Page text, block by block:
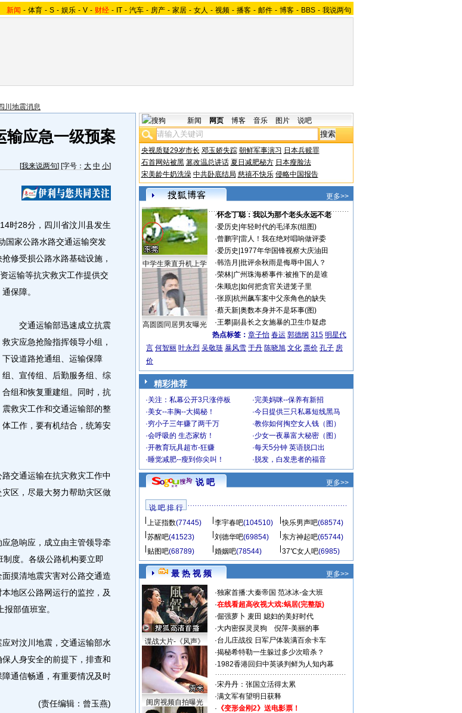
新闻 - 体育 - S - 娱乐 - V - 财经 - IT - 汽车 - 房产 - 家居 - 女人 - 视频 - 播客 - 邮件 - 博客 - BBS - 我说两句
川地震消息
输应急一级预案
[我来说两句] [字号： 大 中 小]
时28分，四川省汶川县发生
国家公路水路交通运输突发
修受损公路水路基础设施，
运输等抗灾救灾工作提供交
通保障。
交通运输部迅速成立抗震
救灾应急抢险指挥领导小组，
下设道路抢通组、运输保障
组、宣传组、后勤服务组、综
合组和恢复重建组。同时，抗
震救灾工作和交通运输部的整
体工作，要有机结合，统筹安
交通运输在抗灾救灾工作中
区，尽最大努力帮助灾区做
急响应，成立由主管领导牵
度。各级公路机构要立即
摸清地震灾害对公路交通造
地区公路网运行的监控，及
部值班室。
对汶川地震，交通运输部水
人身安全的前提下，排查和
通信畅通，有重要情况及时
(责任编辑：曾玉燕)
新闻 网页 博客 音乐 图片 说吧
央视质疑29岁市长 邓玉娇失踪 朝鲜军事演习 日本兵赎罪
石首网站被黑 篡改温总讲话 夏日减肥秘方 日本瘦脸法
宋美龄牛奶洗澡 中共卧底结局 慈禧不快乐 侵略中国报告
更多>>
中学生乘直升机上学
高圆圆同居男友曝光
·怀念丁聪：我以为那个老头永远不老
·爱历史 年轻时代的毛泽东(组图)
·曾鹏宇| 雷人！我在绝对唱响做评委
·爱历史 1977年华国锋视察大庆油田
·韩浩月 批评余秋雨是侮辱中国人？
·荣林| 广州珠海桥事件:被推下的是谁
·朱顺忠 如何把贪官关进笼子里
·张原| 杭州飙车案中父亲角色的缺失
·蔡天新| 奥数本身并不是坏事(图)
·王攀| 副县长之女施暴的卫生巾疑虑
热点标签： 章子怡 春运 郭德纲 315 明星代
言 何智丽 叶永烈 吴敬琏 暴风雪 于丹 陈晓旭 文化 票价 孔子 房
价
精彩推荐
·关注：私幕公开3只涨停板 ·完美妈咪--保养有新招
·美女--丰胸--大揭秘！ ·今日提供三只私幕短线黑马
·穷小子三年赚了两千万 ·教你如何掏空女人钱（图）
·会呼吸的 生态家纺！ ·少女一夜暴富大秘密（图）
·开教育玩具超市-狂赚 ·每天5分钟 英语脱口出
·睡觉减肥--瘦到你尖叫！ · 脱发，白发患者的福音
说 吧 更多>>
说 吧 排 行
上证指数(77445) 李宇春吧(104510) 快乐男声吧(68574)
苏醒吧(41523) 刘德华吧(69854) 东方神起吧(65744)
贴图吧(68789) 婚姻吧(78544) 37℃女人吧(6985)
最 热 视 频 更多>>
谍战大片-《风声》
闺房视频自拍曝光
·独家首播:大秦帝国 范冰冰-金大班
·在线看超高收视大戏:蜗居(完整版)
·倔强萝卜 麦田 媳妇的美好时代
·大内密探灵灵狗
倪萍-美丽的事
·台儿庄战役 日军尸体装满百余卡车
·揭秘希特勒一生躲过多少次暗杀？
·1982香港回归中英谈判鲜为人知内幕
·宋丹丹：张国立活得太累
·满文军有望明日获释
· 《变形金刚2》送电影票！